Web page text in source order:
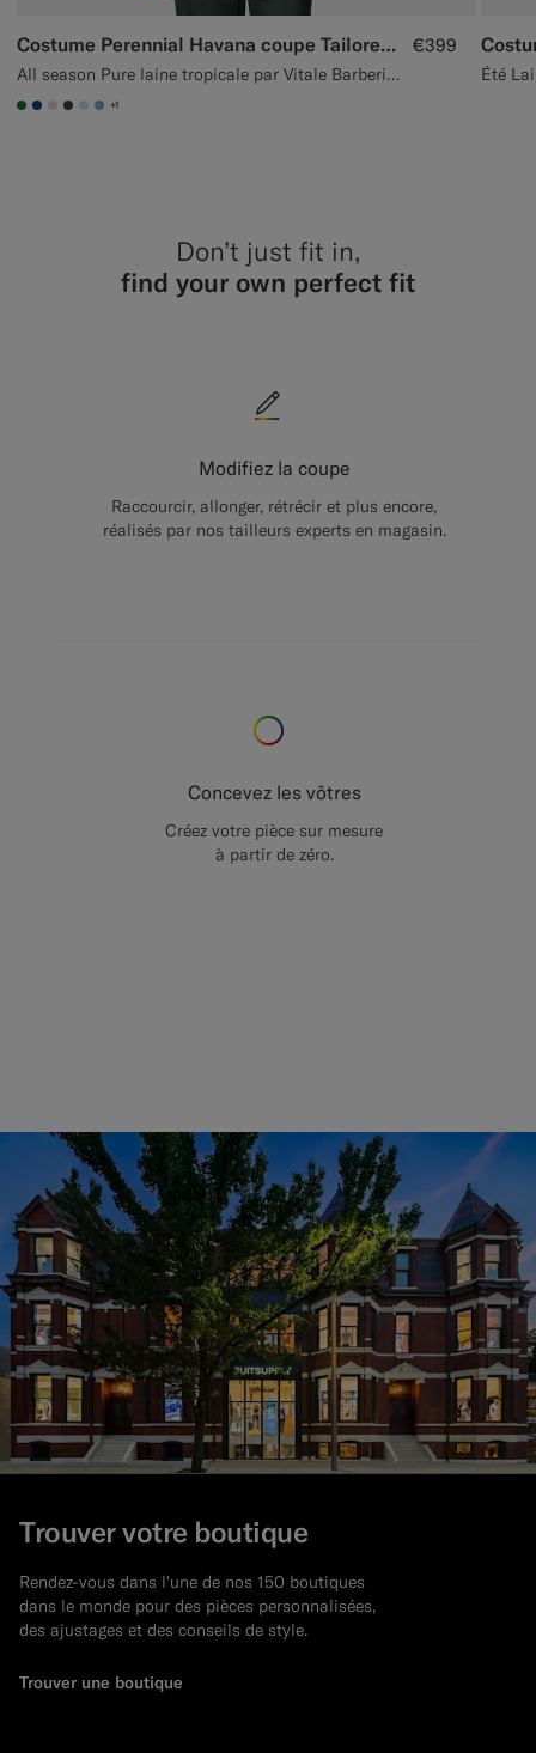
Costume Perennial Havana coupe Tailored vert foncé
All season Pure laine tropicale par Vitale Barberis Canonico, Italie
€399
#227038
#1C3D7A
#D9DADA
#3d4043
#CCDCF9
#82A1DC
+1
Été
Don’t just fit in,
find your own perfect fit
Modifiez la coupe
Raccourcir, allonger, rétrécir et plus encore,
réalisés par nos tailleurs experts en magasin.
Concevez les vôtres
Créez votre pièce sur mesure
à partir de zéro.
Trouver votre boutique
Rendez-vous dans l'une de nos 150 boutiques
dans le monde pour des pièces personnalisées,
des ajustages et des conseils de style.
Trouver une boutique